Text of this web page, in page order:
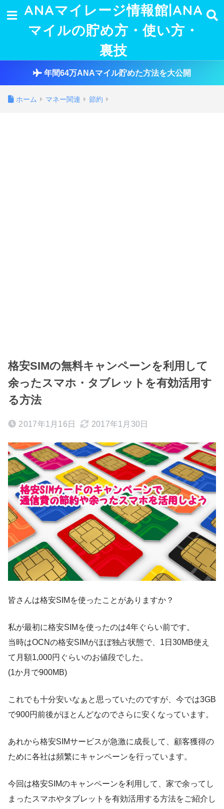
ANAマイレージ情報館|ANA
マイルの貯め方・使い方・
裏技
年間64万ANAマイル貯めた方法を大公開
ホーム マネー関連 節約
格安SIMの無料キャンペーンを利用して
余ったスマホ・タブレットを有効活用す
る方法
2017年1月16日 2017年1月30日
皆さんは格安SIMを使ったことがありますか？
私が最初に格安SIMを使ったのは4年ぐらい前です。
当時はOCNの格安SIMがほぼ独占状態で、1日30MB使え
て月額1,000円ぐらいのお値段でした。
(1か月で900MB)
これでも十分安いなぁと思っていたのですが、今では3GB
で900円前後がほとんどなのでさらに安くなっています。
あれから格安SIMサービスが急激に成長して、顧客獲得の
ために各社は頻繁にキャンペーンを行っています。
今回は格安SIMのキャンペーンを利用して、家で余ってし
まったスマホやタブレットを有効活用する方法をご紹介し